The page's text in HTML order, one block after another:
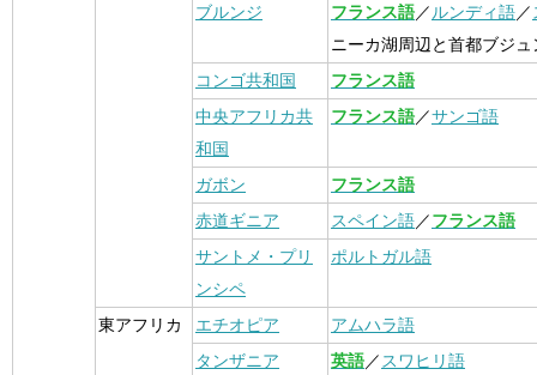
ブルンジ
フランス語／ ルンディ語／
ニーカ湖周辺と首都ブジュ
コンゴ共和国
フランス語
中央アフリカ共
和国
フランス語／サンゴ語
ガボン
フランス語
赤道ギニア
スペイン語／フランス語
サントメ・プリ
ンシペ
ポルトガル語
東アフリカ エチオピア
アムハラ語
タンザニア
英語／ スワヒリ語